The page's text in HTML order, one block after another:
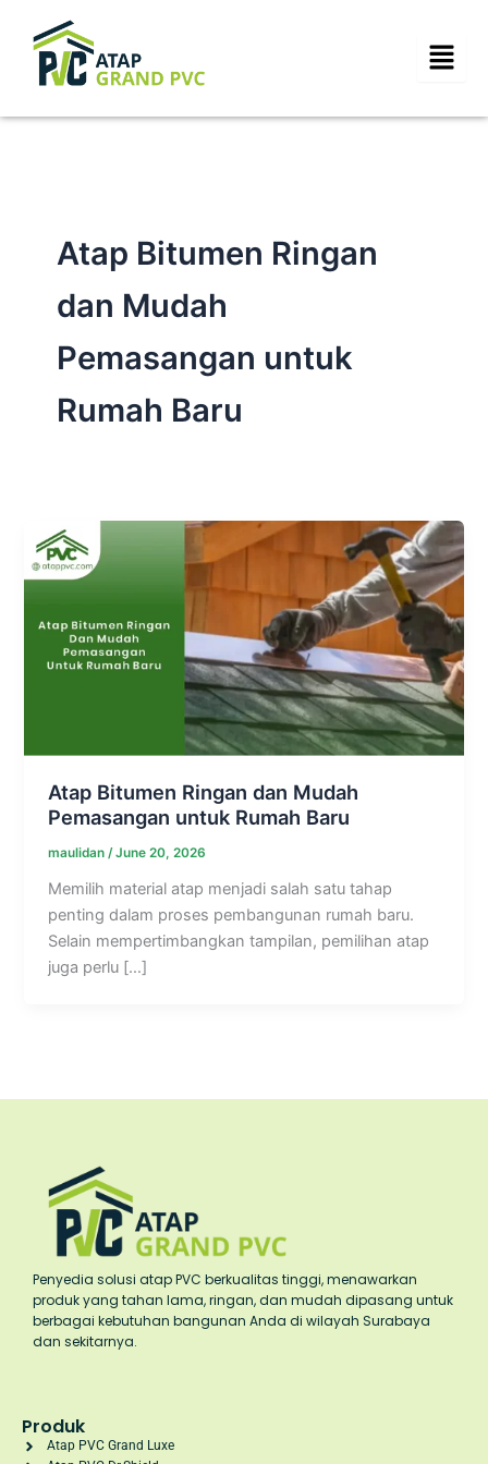
content
Atap Bitumen Ringan
dan Mudah
Pemasangan untuk
Rumah Baru
Atap Bitumen Ringan dan Mudah
Pemasangan untuk Rumah Baru
maulidan/June 20, 2026
Memilih material atap menjadi salah satu tahap
penting dalam proses pembangunan rumah baru.
Selain mempertimbangkan tampilan, pemilihan atap
juga perlu […]
Penyedia solusi atap PVC berkualitas tinggi, menawarkan
produk yang tahan lama, ringan, dan mudah dipasang untuk
berbagai kebutuhan bangunan Anda di wilayah Surabaya
dan sekitarnya.
Produk
Atap PVC Grand Luxe